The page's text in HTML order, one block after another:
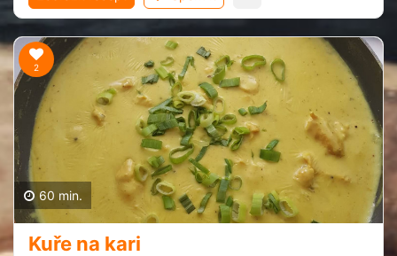
60 min.
2
Kuře na kari